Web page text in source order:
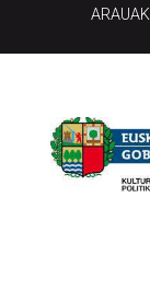
ARAUAK